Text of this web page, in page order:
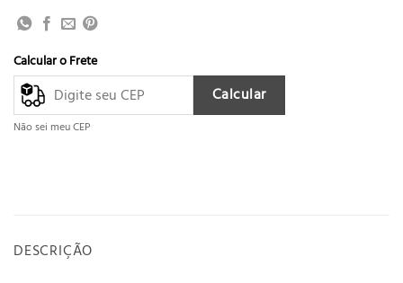
Calcular o Frete
Calcular
Não sei meu CEP
DESCRIÇÃO